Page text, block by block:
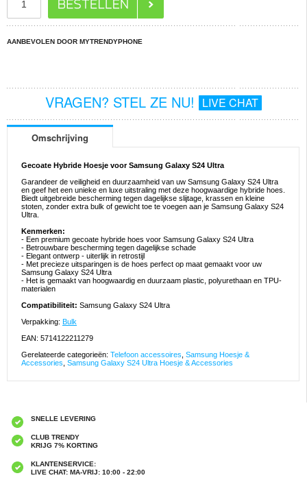
AANBEVOLEN DOOR MYTRENDYPHONE
VRAGEN? STEL ZE NU! LIVE CHAT
Omschrijving
Gecoate Hybride Hoesje voor Samsung Galaxy S24 Ultra
Garandeer de veiligheid en duurzaamheid van uw Samsung Galaxy S24 Ultra
en geef het een unieke en luxe uitstraling met deze hoogwaardige hybride hoes.
Biedt uitgebreide bescherming tegen dagelijkse slijtage, krassen en kleine
stoten, zonder extra bulk of gewicht toe te voegen aan je Samsung Galaxy S24
Ultra.
Kenmerken:
- Een premium gecoate hybride hoes voor Samsung Galaxy S24 Ultra
- Betrouwbare bescherming tegen dagelijkse schade
- Elegant ontwerp - uiterlijk in retrostijl
- Met precieze uitsparingen is de hoes perfect op maat gemaakt voor uw
Samsung Galaxy S24 Ultra
- Het is gemaakt van hoogwaardig en duurzaam plastic, polyurethaan en TPU-
materialen
Compatibiliteit: Samsung Galaxy S24 Ultra
Verpakking: Bulk
EAN: 5714122211279
Gerelateerde categorieën: Telefoon accessoires Samsung Hoesje &
Accessories Samsung Galaxy S24 Ultra Hoesje & Accessories
SNELLE LEVERING
CLUB TRENDY
KRIJG 7% KORTING
KLANTENSERVICE:
LIVE CHAT: MA-VRIJ: 10:00 - 22:00